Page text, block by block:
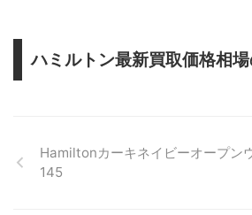
ハミルトン最新買取価格相
Hamiltonカーキネイビーオープン
145